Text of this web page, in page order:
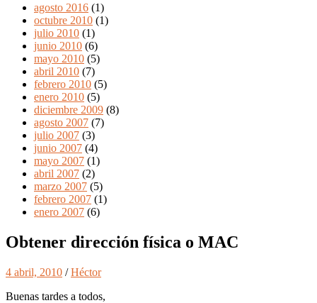
agosto 2016 (1)
octubre 2010 (1)
julio 2010 (1)
junio 2010 (6)
mayo 2010 (5)
abril 2010 (7)
febrero 2010 (5)
enero 2010 (5)
diciembre 2009 (8)
agosto 2007 (7)
julio 2007 (3)
junio 2007 (4)
mayo 2007 (1)
abril 2007 (2)
marzo 2007 (5)
febrero 2007 (1)
enero 2007 (6)
Obtener dirección física o MAC
4 abril, 2010 /Héctor
Buenas tardes a todos,